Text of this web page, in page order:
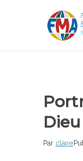
Par claire